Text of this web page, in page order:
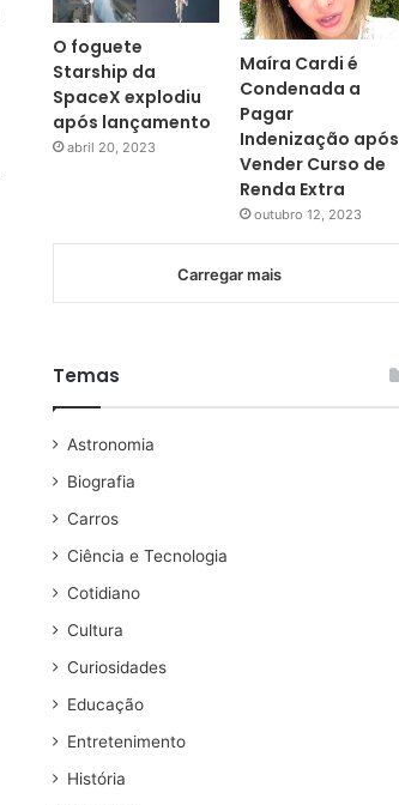
O foguete
Starship da
SpaceX explodiu
após lançamento
abril 20, 2023
Maíra Cardi é
Condenada a
Pagar
Indenização após
Vender Curso de
Renda Extra
outubro 12, 2023
Carregar mais
Temas
Astronomia
Biografia
Carros
Ciência e Tecnologia
Cotidiano
Cultura
Curiosidades
Educação
Entretenimento
História